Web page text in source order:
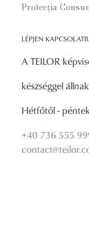
Protecția
LÉPJEN
A TEILOR
készséggel
Hétfőtől -
+40 736 555